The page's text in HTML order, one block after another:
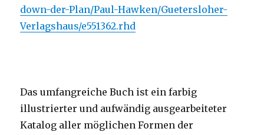
down-der-Plan/Paul-Hawken/Guetersloher-
Verlagshaus/e551362.rhd
Das umfangreiche Buch ist ein farbig
illustrierter und aufwändig ausgearbeiteter
Katalog aller möglichen Formen der